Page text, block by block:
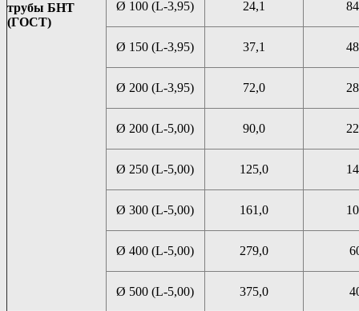
трубы БНТ
(ГОСТ)
Ø 100 (L-3,95) 24,1
Ø 150 (L-3,95) 37,1
Ø 200 (L-3,95) 72,0
Ø 200 (L-5,00) 90,0
Ø 250 (L-5,00) 125,0
Ø 300 (L-5,00) 161,0
Ø 400 (L-5,00) 279,0
Ø 500 (L-5,00) 375,0